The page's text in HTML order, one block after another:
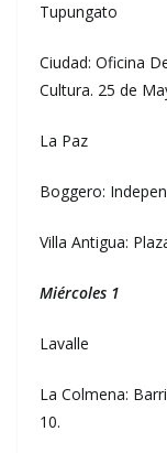
Tupungato
Ciudad: Oficina
Cultura. 25 de
La Paz
Boggero:
Villa Antigua:
Miércoles 1
Lavalle
La Colmena:
10.